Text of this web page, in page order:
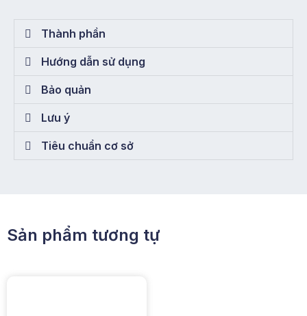
Thành phần
Hướng dẫn sử dụng
Bảo quản
Lưu ý
Tiêu chuẩn cơ sở
Sản phẩm tương tự